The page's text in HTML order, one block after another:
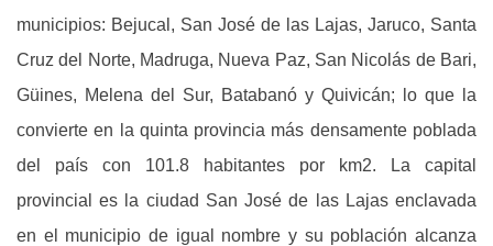
municipios: Bejucal, San José de las Lajas, Jaruco, Santa
Cruz del Norte, Madruga, Nueva Paz, San Nicolás de Bari,
Güines, Melena del Sur, Batabanó y Quivicán; lo que la
convierte en la quinta provincia más densamente poblada
del país con 101.8 habitantes por km2. La capital
provincial es la ciudad San José de las Lajas enclavada
en el municipio de igual nombre y su población alcanza